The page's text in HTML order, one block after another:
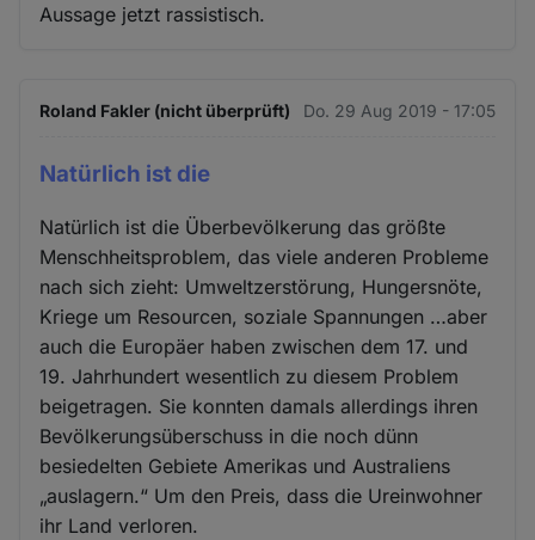
Aussage jetzt rassistisch.
Roland Fakler (nicht überprüft) Do. 29 Aug 2019 - 17:05
Natürlich ist die
Natürlich ist die Überbevölkerung das größte
Menschheitsproblem, das viele anderen Probleme
nach sich zieht: Umweltzerstörung, Hungersnöte,
Kriege um Resourcen, soziale Spannungen …aber
auch die Europäer haben zwischen dem 17. und
19. Jahrhundert wesentlich zu diesem Problem
beigetragen. Sie konnten damals allerdings ihren
Bevölkerungsüberschuss in die noch dünn
besiedelten Gebiete Amerikas und Australiens
„auslagern.“ Um den Preis, dass die Ureinwohner
ihr Land verloren.